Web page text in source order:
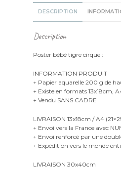
DESCRIPTION
Description
Poster bébé tigre cirque :
INFORMATION PRODUIT
+ Papier aquarelle 200 g de
+ Existe en formats 13x18cm,
+ Vendu SANS CADRE
LIVRAISON 13x18cm / A4
+ Envoi vers la France avec
+ Envoi renforcé par une
+ Expédition vers le monde
LIVRAISON 30x40cm